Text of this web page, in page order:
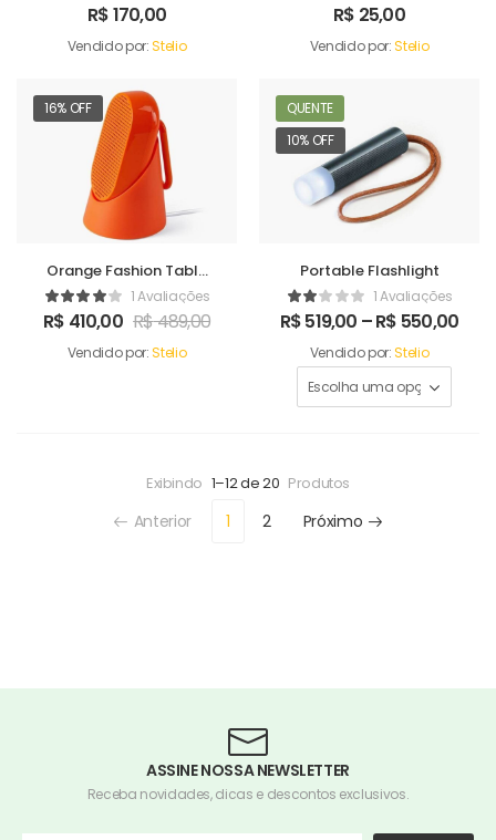
R$170,00
Vendido por:Stelio
R$ 25,00
Vendido por:Stelio
16% OFF
Orange Fashion Table
Sound Maker
1 Avaliações
R$ 410,00 R$489,00
Vendido por:Stelio
QUENTE
10% OFF
Portable Flashlight
1 Avaliações
R$519,00 –R$ 550,00
Vendido por:Stelio
Exibindo 1–12 de 20 Produtos
Anterior 1 2 Próximo
ASSINE NOSSA NEWSLETTER
Receba novidades, dicas e descontos exclusivos.